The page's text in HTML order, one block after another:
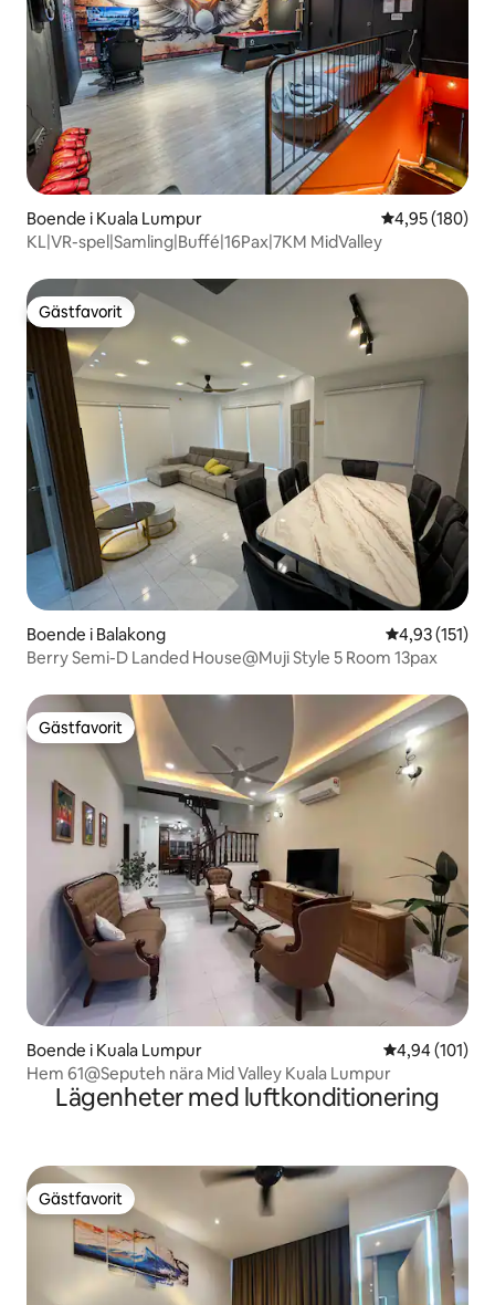
Boende i Kuala Lumpur 4,95 av 5 i
4,95 (180)
KL|VR-spel|Samling|Buffé|16Pax|7KM MidValley
Gästfavorit
Gästfavorit
Boende i Balakong 4,93 av 5 i
4,93 (151)
Berry Semi-D Landed House@Muji Style 5 Room 13pax
Gästfavorit
Gästfavorit
Boende i Kuala Lumpur 4,94 av 5 i
4,94 (101)
Hem 61@Seputeh nära Mid Valley Kuala Lumpur
Lägenheter med luftkonditionering
Gästfavorit
Gästfavorit